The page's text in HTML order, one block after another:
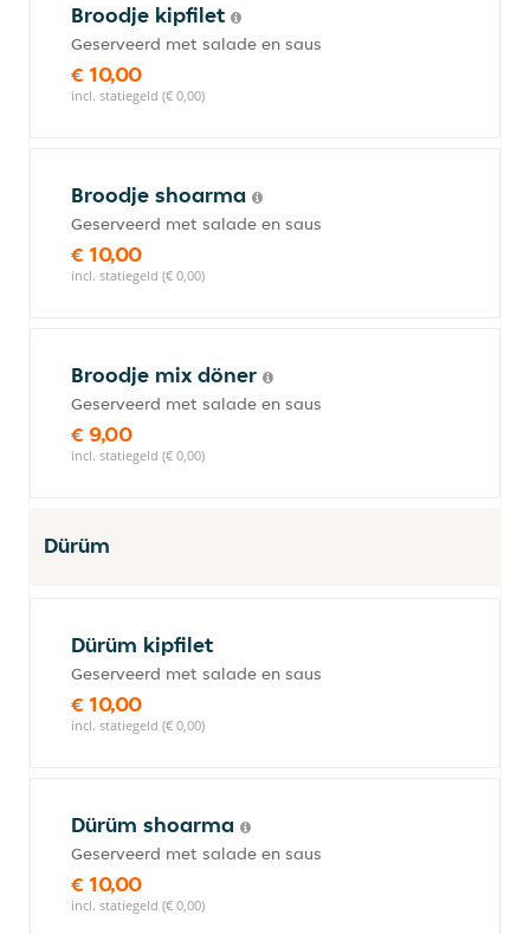
Broodje kipfilet
Geserveerd met salade en saus
€ 10,00
incl. statiegeld (€ 0,00)
Broodje shoarma
Geserveerd met salade en saus
€ 10,00
incl. statiegeld (€ 0,00)
Broodje mix döner
Geserveerd met salade en saus
€ 9,00
incl. statiegeld (€ 0,00)
Dürüm
Dürüm kipfilet
Geserveerd met salade en saus
€ 10,00
incl. statiegeld (€ 0,00)
Dürüm shoarma
Geserveerd met salade en saus
€ 10,00
incl. statiegeld (€ 0,00)